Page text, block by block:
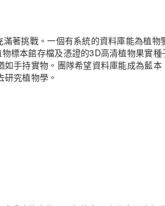
著挑戰。一個有系統的資料庫能為植物
標本館存檔及憑證的3D高清植物果實
手持實物。團隊希望資料庫能成為藍
究植物學。